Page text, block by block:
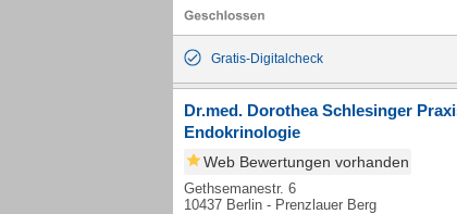
Gratis-Digitalcheck
Dr.med. Dorothea Schlesinger
Endokrinologie
Web Bewertungen vorhanden
Gethsemanestr. 6
10437 Berlin - Prenzlauer Berg